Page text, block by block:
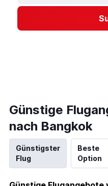
Günstige
nach Bangkok
Günstigster
Flug
Beste
Option